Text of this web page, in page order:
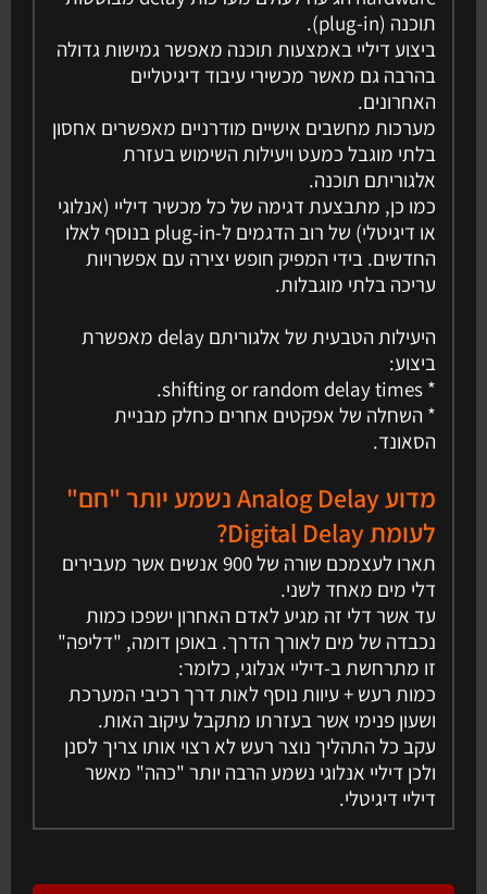
תוכנה (plug-in).
ביצוע דיליי באמצעות תוכנה מאפשר גמישות גדולה
בהרבה גם מאשר מכשירי עיבוד דיגיטליים
האחרונים.
מערכות מחשבים אישיים מודרניים מאפשרים אחסון
בלתי מוגבל כמעט ויעילות השימוש בעזרת
אלגוריתם תוכנה.
כמו כן, מתבצעת דגימה של כל מכשיר דיליי (אנלוגי
או דיגיטלי) של רוב הדגמים ל-plug-in בנוסף לאלו
החדשים. בידי המפיק חופש יצירה עם אפשרויות
עריכה בלתי מוגבלות.
היעילות הטבעית של אלגוריתם delay מאפשרת
ביצוע:
* shifting or random delay times.
* השחלה של אפקטים אחרים כחלק מבניית
הסאונד.
מדוע Analog Delay נשמע יותר "חם"
לעומת Digital Delay?
תארו לעצמכם שורה של 900 אנשים אשר מעבירים
דלי מים מאחד לשני.
עד אשר דלי זה מגיע לאדם האחרון ישפכו כמות
נכבדה של מים לאורך הדרך. באופן דומה, "דליפה"
זו מתרחשת ב-דיליי אנלוגי, כלומר:
כמות רעש + עיוות נוסף לאות דרך רכיבי המערכת
ושעון פנימי אשר בעזרתו מתקבל עיקוב האות.
עקב כל התהליך נוצר רעש לא רצוי אותו צריך לסנן
ולכן דיליי אנלוגי נשמע הרבה יותר "כהה" מאשר
דיליי דיגיטלי.